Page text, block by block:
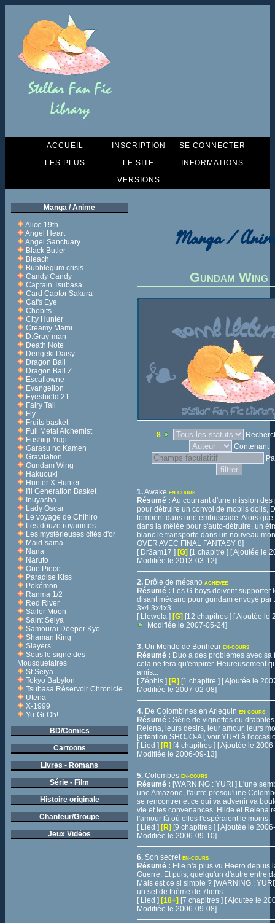
ACCUEIL INSCRIPTION
SE CONNECTER
LES PLUS
LE SITE
INFORMATIONS
VERSIONS
Manga / Anime
Alice 19th
Angel Heart
Angel Sanctuary
Black Butler
Bleach
Bubblegum crisis
Candy Candy
Captain Tsubasa
Card Captor Sakura
Cat's Eye
Chobits
City Hunter
Creamy Mami
D.Gray-man
Death Note
Dengeki Daisy
Dragon Ball
Dragon Ball Z
Escaflowne
Evangelion
Eyeshield 21
Fairy Tail
Fly
Fruits basket
Full Metal Alchemist
Fushigi Yugi
Garasu no Kamen
Gravitation
Gundam Wing
Hakuouki
Hunter X Hunter
I'll Generation Basket
Inuyasha
Lady Oscar
Le voyage de Chihiro
Les douze royaumes
Les mystérieuses cités d'or
Maid-sama
Nana
Naruto
One Piece
Paradise Kiss
Pokémon
Ranma 1/2
Red River
Sailor Moon
Saint Seiya
Samouraï Deeper Kyo
Shaman King
Slayers
Sous le signe des
Mousquetaires
St Seiya
Tokyo Babylon
Tsubasa Réservoir Chronicle
Utena
X-1999
Yu-Gi-Oh!
BD/Comics
Cartoons
Livres - Romans
Série - Film
Histoire originale
Chanteur/Groupe
Jeux Vidéos
Manga /
Gundam Wing
8
Contenant
1.Awake EN-COURS
Résumé : Au courrant d'une mission
pour détruire un convoi de mobils dolls,
tombent dans une embuscade. Alors
dans la mêlée pour s'auto-détruire, un
blanc le transporte dans un nouveau
OVER AVEC FINAL FANTASY 8]
[ Dr3am17 ] [G] [1 chapitre ] [ Ajoutée le
Modifiée le 2013-03-12]
2. Drôle de mécano ACHEVÉE
Résumé : Les G-boys doivent supporter
disant mécano pour gundam envoyé par
3x4 3x4x3
[ Llewela ] [G] [12 chapitres ] [ Ajoutée le
Modifiée le 2007-05-24]
3. Un Monde de Bonheur EN-COURS
Résumé : Duo a des problèmes avec sa
cela ne fera qu'empirer. Heureusement
amis...
[ Zéphis ] [R] [1 chapitre ] [ Ajoutée le
Modifiée le 2007-02-08]
4. De Colombines en Arlequin EN-COURS
Résumé : Série de vignettes ou
Relena, leurs désirs, leur amour, leurs
[attention SHOJO-AI, voir YURI à
[ Lied ] [R] [4 chapitres ] [ Ajoutée le
Modifiée le 2006-09-13]
5. Colombes EN-COURS
Résumé : [WARNING : YURI ] L'une
une Amazone, l'autre presqu'une
se rencontrer et ce qui va advenir va
vie et les convenances. Hilde et Relena
l'amour là où elles l'espéraient le moins.
[ Lied ] [R] [9 chapitres ] [ Ajoutée le
Modifiée le 2006-09-10]
6. Son secret EN-COURS
Résumé : Elle n'a plus vu Heero depuis
Guerre. Et puis, quelqu'un d'autre entre
Mais est ce si simple ? [WARNING :
un set de thème de 7liens...
[ Lied ] [18+] [7 chapitres ] [ Ajoutée le
Modifiée le 2006-09-08]